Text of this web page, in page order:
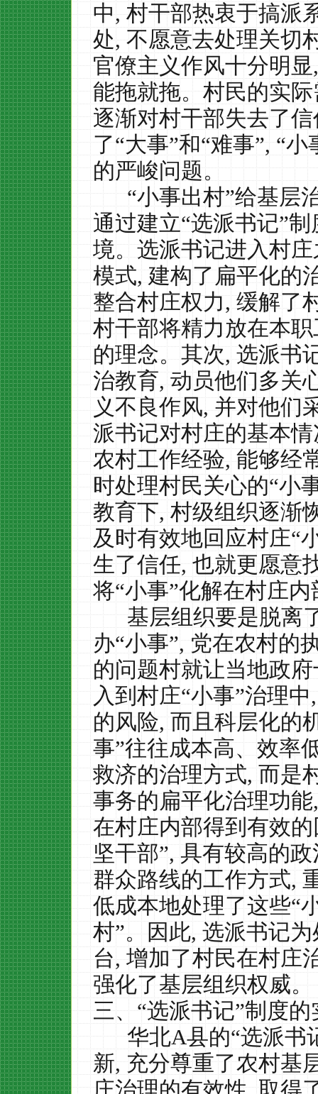
中,村干部热衷于搞派
处,不愿意去处理关切
官僚主义作风十分明显
能拖就拖。村民的实
逐渐对村干部失去了信
了“大事”和“难事”,“小
的严峻问题。
“小事出村”给基层
通过建立“选派书记”制
境。选派书记进入村
模式,建构了扁平化的
整合村庄权力,缓解了
村干部将精力放在本
的理念。其次,选派书
治教育,动员他们多关
义不良作风,并对他们
派书记对村庄的基本
农村工作经验,能够经
时处理村民关心的“小
教育下,村级组织逐渐
及时有效地回应村庄“
生了信任,也就更愿意
将“小事”化解在村庄内
基层组织要是脱离
办“小事”,党在农村的
的问题村就让当地政
入到村庄“小事”治理中
的风险,而且科层化的
事”往往成本高、效率
救济的治理方式,而是
事务的扁平化治理功能
在村庄内部得到有效
坚干部”,具有较高的
群众路线的工作方式,
低成本地处理了这些“
村”。因此,选派书记
台,增加了村民在村庄
强化了基层组织权威。
三、“选派书记”制度
华北A县的“选派书
新,充分尊重了农村基